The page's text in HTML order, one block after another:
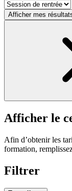
Afficher mes
Afficher le
Afin d’obtenir les
formation,
Filtrer